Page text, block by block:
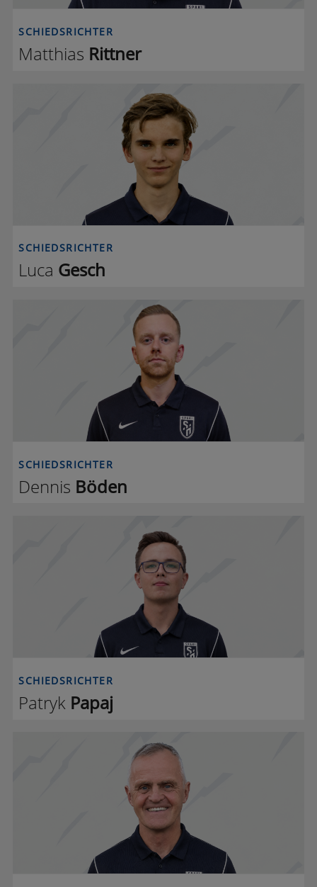
SCHIEDSRICHTER
Matthias Rittner
L G
SCHIEDSRICHTER
Luca Gesch
D B
SCHIEDSRICHTER
Dennis Böden
P P
SCHIEDSRICHTER
Patryk Papaj
G S